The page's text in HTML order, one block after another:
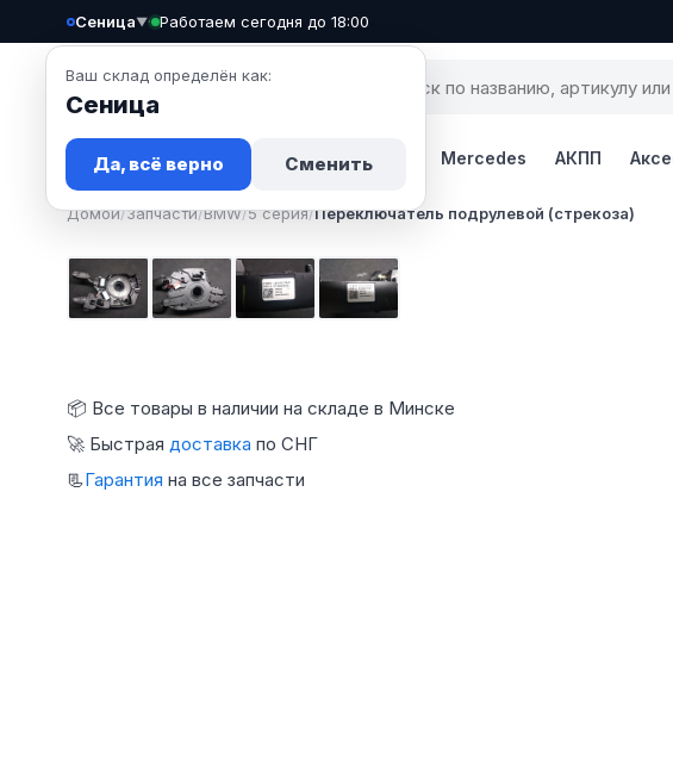
Сеница▼
Ваш склад определён как:
Сеница
Да, всё верно Сменить
· Работаем сегодня до 18:00
Запчасти Авто Новости Mercedes АКПП
Домой/Запчасти/BMW/5 серия/Переключатель подрулевой (стрекоза)
📦 Все товары в наличии на складе в Минске
🚀 Быстрая доставка по СНГ
📃Гарантия на все запчасти